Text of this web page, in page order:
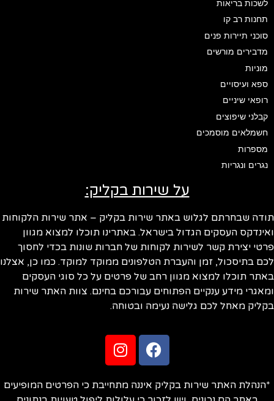
לשכות בריאות
תחנות רב קו
סוכני תיירות פנים
מדבירים מורשים
מוניות
ספא ועיסויים
רופאי שיניים
קבלני שיפוצים
חשמלאים מוסמכים
מספרות
נגרים ונגריות
על שירות בקליק:
שבחרתם לגלוש באתר שירות בקליק – אתר שירות הלקוחות
העסקים הגדול בישראל. באתרינו תוכלו למצוא מגוון
יצירת קשר לשירות לקוחות של חברות שונות בכדי לחסוך
בתיסכול, זמן והעברת הטלפונים ממוקד למוקד. כמו כן, אצלנו
תוכלו למצוא מגוון רחב של פרטים על כל סוגי העסקים
מידע ענקיים הפתוחים עבורכם בחינם. צוות האתר שירות
מאחל לכם גלישה נעימה ובטוחה.
האתר שירות בקליק איננה מתחייבת כי הפרטים המופיעים